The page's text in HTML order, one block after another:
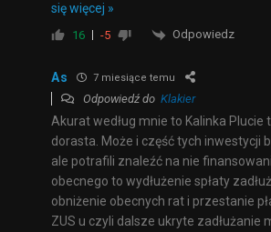
się więcej »
16 -5 Odpowiedz
As 7 miesiące temu
Odpowiedź do Klakier
Akurat według mnie to Kalinka Plucie
dorasta. Może i część tych inwestycji
ale potrafili znaleźć na nie
obecnego to wydłużenie spłaty
obniżenie obecnych rat i przestanie
ZUS u czyli dalsze ukryte zadłużanie